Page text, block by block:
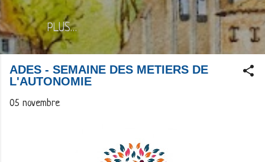
PLUS…
ADES - SEMAINE DES METIERS DE
L'AUTONOMIE
05 novembre